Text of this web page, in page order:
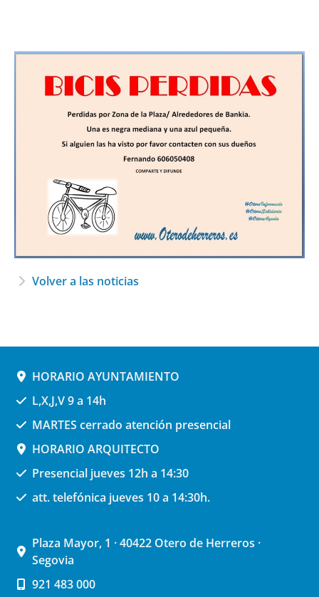
Volver a las noticias
HORARIO AYUNTAMIENTO
L,X,J,V 9 a 14h
MARTES cerrado atención presencial
HORARIO ARQUITECTO
Presencial jueves 12h a 14:30
att. telefónica jueves 10 a 14:30h.
Plaza Mayor, 1 · 40422 Otero de Herreros ·
Segovia
921 483 000